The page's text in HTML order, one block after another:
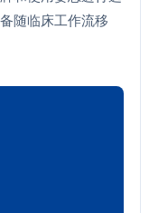
随临床工作流移